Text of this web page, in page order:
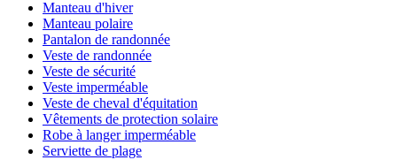
Manteau d'hiver
Manteau polaire
Pantalon de randonnée
Veste de randonnée
Veste de sécurité
Veste imperméable
Veste de cheval d'équitation
Vêtements de protection solaire
Robe à langer imperméable
Serviette de plage